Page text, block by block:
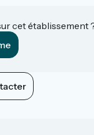
cet établissement